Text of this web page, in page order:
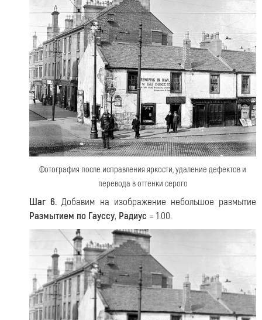
Фотография после исправления яркости, удаление дефектов и
перевода в оттенки серого
Шаг 6. Добавим на изображение небольшое размытие
Размытием по Гауссу, Радиус = 1.00.